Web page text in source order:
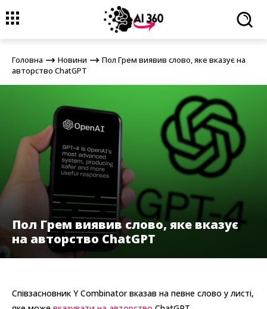
Головна
Пол Грем виявив слово, яке вказує на
авторство ChatGPT
Головна Новини
Пол Грем виявив слово, яке вказує на
авторство ChatGPT
Пол Грем виявив слово, яке вказує
на авторство ChatGPT
Співзасновник Y Combinator вказав на певне слово у листі,